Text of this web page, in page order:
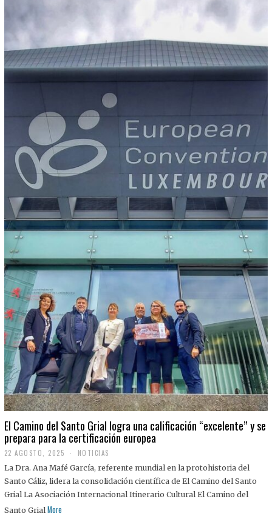
El Camino del Santo Grial logra una calificación “excelente” y se
prepara para la certificación europea
22 AGOSTO, 2025
2
A
G
O
S
NOTICIAS
La Dra. Ana Mafé García, referente mundial en la protohistoria del
Santo Cáliz, lidera la consolidación científica de El Camino del Santo
Grial La Asociación Internacional Itinerario Cultural El Camino del
Santo Grial More